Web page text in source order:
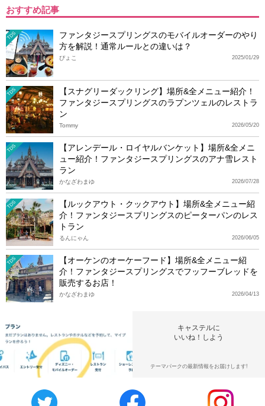
おすすめ記事
TDS
ファンタジースプリングスのモバイルオーダーのやり
方を解説！通常ルールとの違いは？
2025/01/29
ぴょこ
TDS
【スナグリーダックリング】場所&全メニュー紹介！
ファンタジースプリングスのラプンツェルのレストラ
ン
2026/05/20
Tommy
TDS
【アレンデール・ロイヤルバンケット】場所&全メニ
ュー紹介！ファンタジースプリングスのアナ雪レスト
ラン
2026/07/28
かなざわまゆ
TDS
【ルックアウト・クックアウト】場所&全メニュー紹
介！ファンタジースプリングスのピーターパンのレス
トラン
2026/06/05
るんにゃん
TDS
【オーケンのオーケーフード】場所&全メニュー紹
介！ファンタジースプリングスでフッフーブレッドを
販売するお店！
2026/04/13
かなざわまゆ
キャステルに
いいね！しよう
テーマパークの最新情報をお届けします!